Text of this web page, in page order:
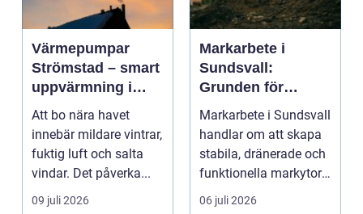
Värmepumpar
Strömstad – smart
uppvärmning i
kustklimat
Att bo nära havet
innebär mildare vintrar,
fuktig luft och salta
vindar. Det påverka...
09 juli 2026
Markarbete i
Sundsvall:
Grunden för
hållbara hus,
vägar och tomter
Markarbete i Sundsvall
handlar om att skapa
stabila, dränerade och
funktionella markytor
som kl...
06 juli 2026